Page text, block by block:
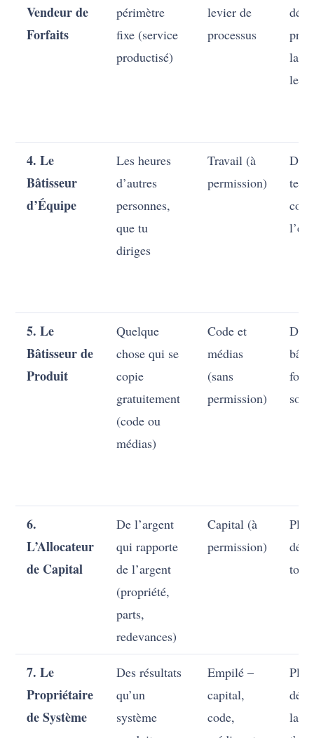
Vendeur de
Forfaits
périmètre
fixe (service
productisé)
levier de
processus
prix
la
les
4. Le
Bâtisseur
d’Équipe
Les heures
d’autres
personnes,
que tu
diriges
Travail (à
permission)
tes
5. Le
Bâtisseur de
Produit
Quelque
chose qui se
copie
gratuitement
(code ou
médias)
Code et
médias
(sans
permission)
fois,
6.
L’Allocateur
de Capital
De l’argent
qui rapporte
de l’argent
(propriété,
parts,
redevances)
Capital (à
permission)
ton
7. Le
Propriétaire
de Système
Des résultats
qu’un
système
Empilé –
capital,
code,
la